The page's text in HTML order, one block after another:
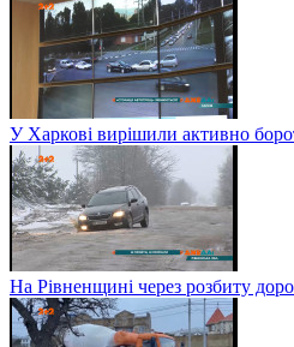
У Харкові вирішили активно
На Рівненщині через розбиту